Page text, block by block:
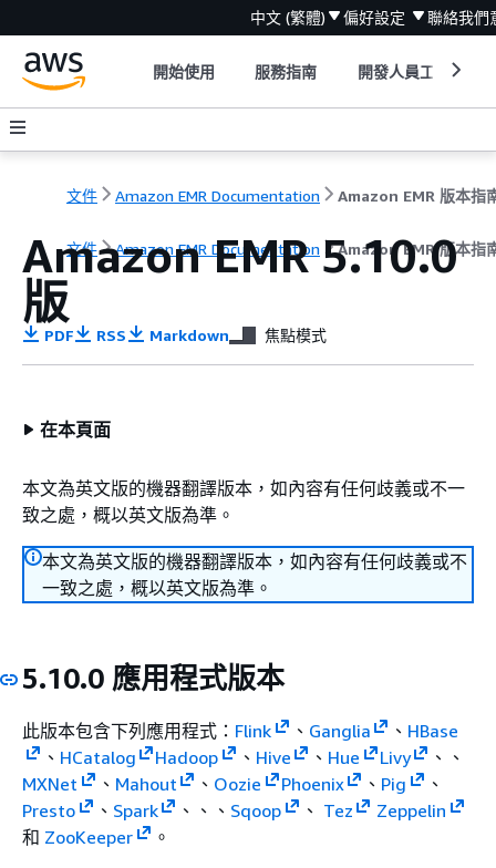
中文 (繁體) 偏好設定 聯絡我們
開始使用 服務指南 開發人員工具
文件 Amazon EMR Documentation Amazon EMR 版本指
文件 Amazon EMR Documentation Amazon EMR 版本指
Amazon EMR 5.10.0
版
PDF RSS Markdown 焦點模式
在本頁面
本文為英文版的機器翻譯版本，如內容有任何歧義或不一
致之處，概以英文版為準。
本文為英文版的機器翻譯版本，如內容有任何歧義或不
一致之處，概以英文版為準。
5.10.0 應用程式版本
此版本包含下列應用程式： Flink 、 Ganglia 、 HBase
、 HCatalog Hadoop 、 Hive 、 Hue Livy
、、
MXNet
、 Mahout 、 Oozie Phoenix 、 Pig
、
Presto
、 Spark 、、、 Sqoop 、 Tez
Zeppelin
和 ZooKeeper
。